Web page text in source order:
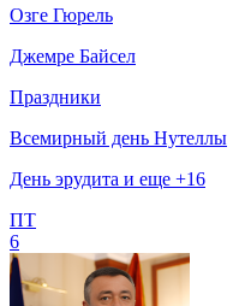
Озге Гюрель
Джемре Байсел
Праздники
Всемирный день Нутеллы
День эрудита и еще +16
ПТ
6